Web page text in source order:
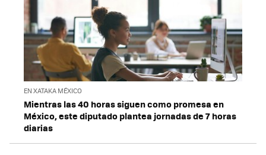
EN XATAKA MÉXICO
Mientras las 40 horas siguen como promesa en
México, este diputado plantea jornadas de 7 horas
diarias